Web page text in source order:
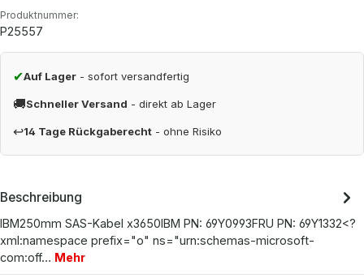
Produktnummer:
P25557
✔Auf Lager - sofort versandfertig
🚚Schneller Versand - direkt ab Lager
↩14 Tage Rückgaberecht - ohne Risiko
Beschreibung
IBM250mm SAS-Kabel x3650IBM PN: 69Y0993FRU PN: 69Y1332<?
xml:namespace prefix="o" ns="urn:schemas-microsoft-
com:off… Mehr